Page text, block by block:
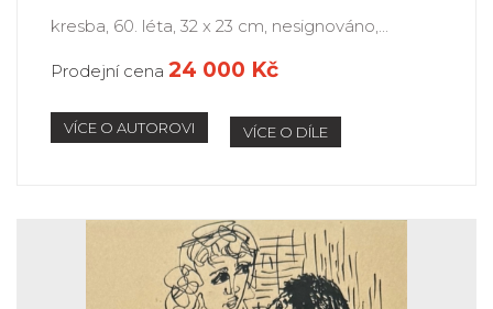
kresba, 60. léta, 32 x 23 cm, nesignováno,...
Prodejní cena 24 000 Kč
VÍCE O AUTOROVI VÍCE O DÍLE